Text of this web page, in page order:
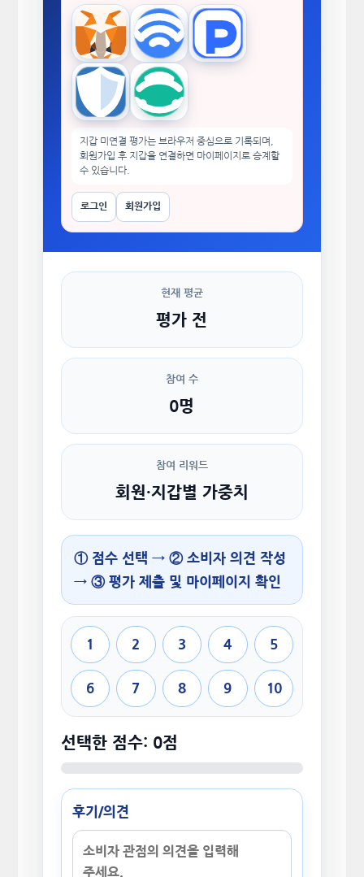
MetaMask WalletConnectTokenPocket
Trust Wallet imToken
지갑 미연결 평가는 브라우저 중심으로 기록되며,
회원가입 후 지갑을 연결하면 마이페이지로 승계할
수 있습니다.
로그인 회원가입
현재 평균
평가 전
참여 수
0명
참여 리워드
회원·지갑별 가중치
① 점수 선택 → ② 소비자 의견 작성
→ ③ 평가 제출 및 마이페이지 확인
1 2 3 4 5
6 7 8 9 10
선택한 점수: 0점
후기/의견